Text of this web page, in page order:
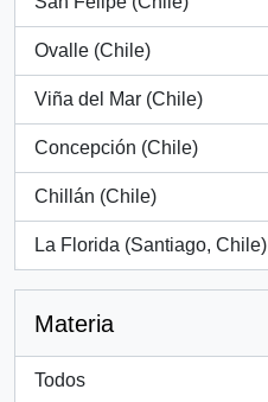
, 2 resultados
Ovalle (Chile)
, 2 resultados
Viña del Mar (Chile)
, 1 resultados
Concepción (Chile)
, 1 resultados
Chillán (Chile)
, 1 resultados
La Florida (Santiago, Chile)
, 1 resultados
Materia
Todos